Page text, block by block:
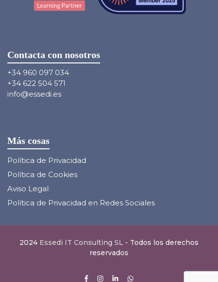
Contacta con nosotros
+34 960 097 034
+34 622 504 571
info@essedi.es
Más cosas
Política de Privacidad
Política de Cookies
Aviso Legal
Política de Privacidad en Redes Sociales
2024 Essedi IT Consulting SL - Todos los derechos
reservados